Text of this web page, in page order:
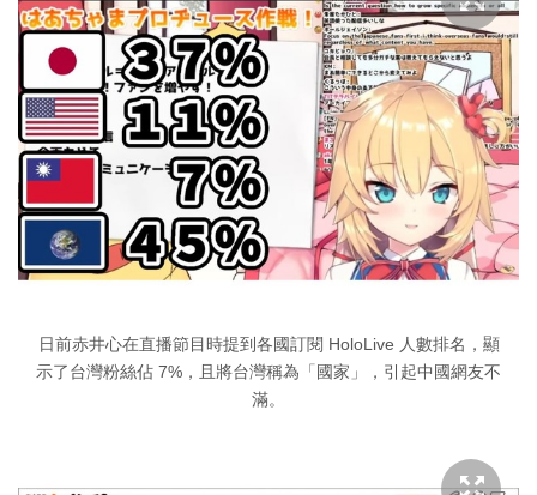
日前赤井心在直播節目時提到各國訂閱 HoloLive 人數排名，顯
示了台灣粉絲佔 7%，且將台灣稱為「國家」，引起中國網友不
滿。